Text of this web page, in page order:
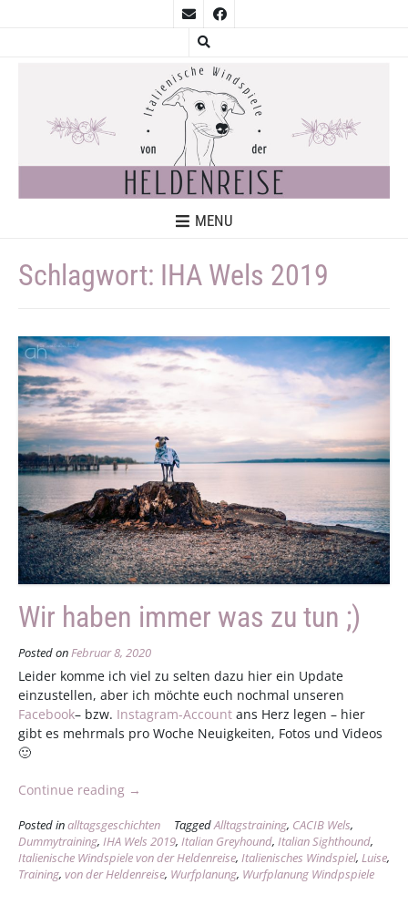
MENU
Schlagwort: IHA Wels 2019
Wir haben immer was zu tun ;)
Posted onFebruar 8, 2020
Leider komme ich viel zu selten dazu hier ein Update
einzustellen, aber ich möchte euch nochmal unseren
Facebook– bzw. Instagram-Account ans Herz legen – hier
gibt es mehrmals pro Woche Neuigkeiten, Fotos und Videos
🙂
Continue reading „Wir
immer
was
zu
tun
→
Posted inalltagsgeschichten TaggedAlltagstraining, CACIB Wels,
Dummytraining, IHA Wels 2019, Italian Greyhound, Italian Sighthound,
Italienische Windspiele von der Heldenreise, Italienisches Windspiel, Luise,
Training, von der Heldenreise, Wurfplanung, Wurfplanung Windpspiele